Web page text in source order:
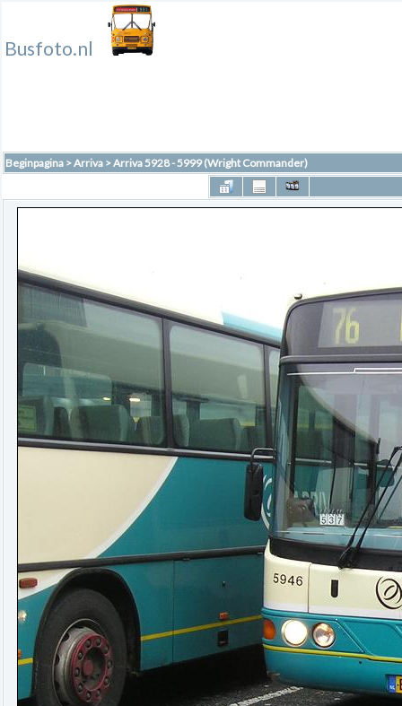
Busfoto.nl
Beginpagina >Arriva >Arriva 5928 - 5999 (Wright Commander)